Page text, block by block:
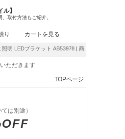
】
取付方法もご紹介。
り カートを見る
LEDブラケット AB53978 | 商品紹介 | 照明器具の
ただきます
TOPページ
は別途）